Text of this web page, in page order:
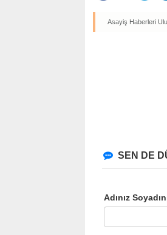
Asayiş Haberleri
SEN DE
Adınız